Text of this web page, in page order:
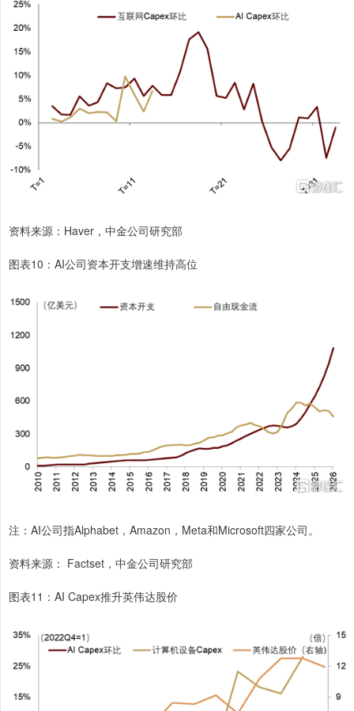
资料来源：Haver，中金公司研究部
图表10：AI公司资本开支增速维持高位
注：AI公司指Alphabet，Amazon，Meta和Microsoft四家公司。
资料来源： Factset，中金公司研究部
图表11：AI Capex推升英伟达股价